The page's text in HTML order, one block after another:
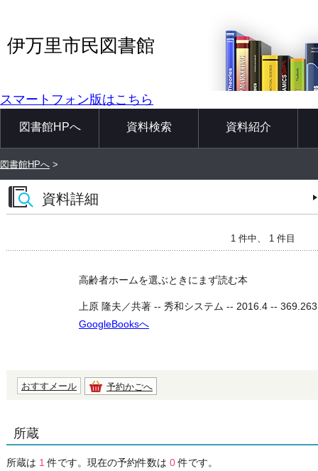
伊万里市民図書館
スマートフォン版はこちら
図書館HPへ 資料検索 資料紹介
図書館HPへ >
資料詳細
1 件中、 1 件目
高齢者ホームを選ぶときにまず読む本
上原 隆夫／共著 -- 秀和システム -- 2016.4 -- 369.263
GoogleBooksへ
おすすメール 予約かごへ
所蔵
所蔵は 1 件です。現在の予約件数は 0件です。